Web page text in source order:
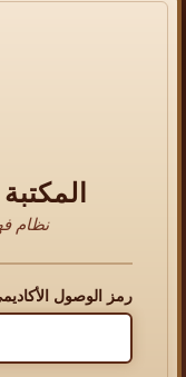
نظام
رمز الوصول